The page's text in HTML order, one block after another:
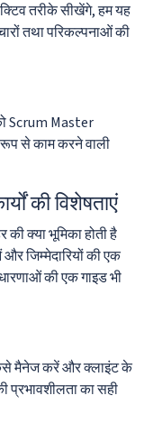
तरीके सीखेंगे, हम यह
तथा परिकल्पनाओं की
Scrum Master
रूप से काम करने वाली
की विशेषताएं
की क्या भूमिका होती है
जिम्मेदारियों की एक
की एक गाइड भी
मैनेज करें और क्लाइंट के
का सही